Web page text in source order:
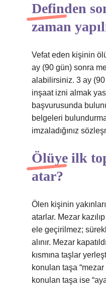
Definden
zaman
Vefat eden kişinin
ay (90 gün) sonra
alabilirsiniz. 3 ay
inşaat izni almak
başvurusunda
belgeleri
imzaladığınız
Ölüye ilk
atar?
Ölen kişinin
atarlar. Mezar
ele geçirilmez;
alınır. Mezar
kısmına taşlar
konulan taşa “mezar
konulan taşa ise